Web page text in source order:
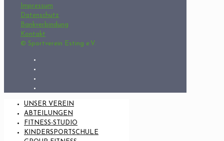
Impressum
Datenschutz
Bankverbindung
Kontakt
© Sportverein Esting e.V.
UNSER VEREIN
ABTEILUNGEN
FITNESS-STUDIO
KINDERSPORTSCHULE